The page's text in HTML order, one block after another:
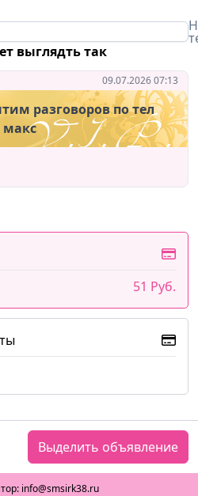
выглядть так
09.07.2026 07:13
разговоров по тел
макс
51 Руб.
Выделить объявление
info@smsirk38.ru